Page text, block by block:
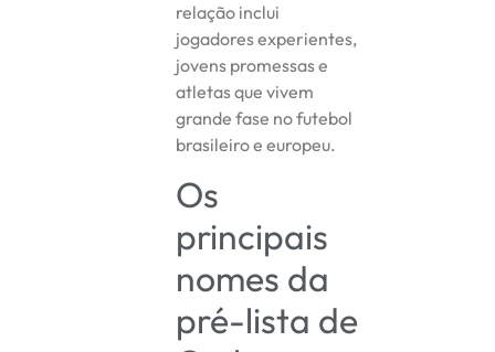
relação inclui
jogadores experientes,
jovens promessas e
atletas que vivem
grande fase no futebol
brasileiro e europeu.
Os
principais
nomes da
pré-lista de